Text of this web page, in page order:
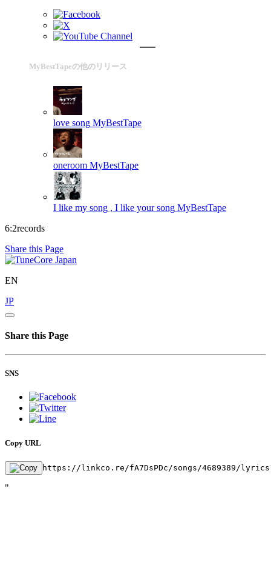
MyBestTapeの他のリリース
love song MyBestTape
oneroom MyBestTape
I like my song , I like your song MyBestTape
6:2records
Share this Page
EN
JP
Share this Page
SNS
Copy URL
https://linkco.re/fA7DsPDc/songs/4689389/
"